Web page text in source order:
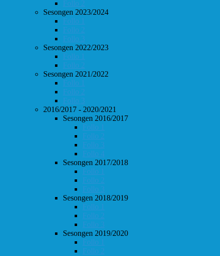
Follo 2
Sesongen 2023/2024
Follo 1
Follo 2
Follo 3
Sesongen 2022/2023
Follo 1
Follo 2
Sesongen 2021/2022
Follo 1
Follo 2
Follo 3
2016/2017 - 2020/2021
Sesongen 2016/2017
Follo 1
Follo 2
Follo 3
Follo 4
Sesongen 2017/2018
Follo 1
Follo 2
Follo 3
Sesongen 2018/2019
Follo 1
Follo 2
Follo 3
Sesongen 2019/2020
Follo 1
Follo 2